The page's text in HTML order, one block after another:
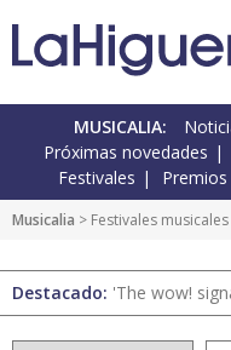
MUSICALIA:
Próximas novedades
Festivales
Premios
Musicalia > Festivales musicales
Destacado: 'The wow!